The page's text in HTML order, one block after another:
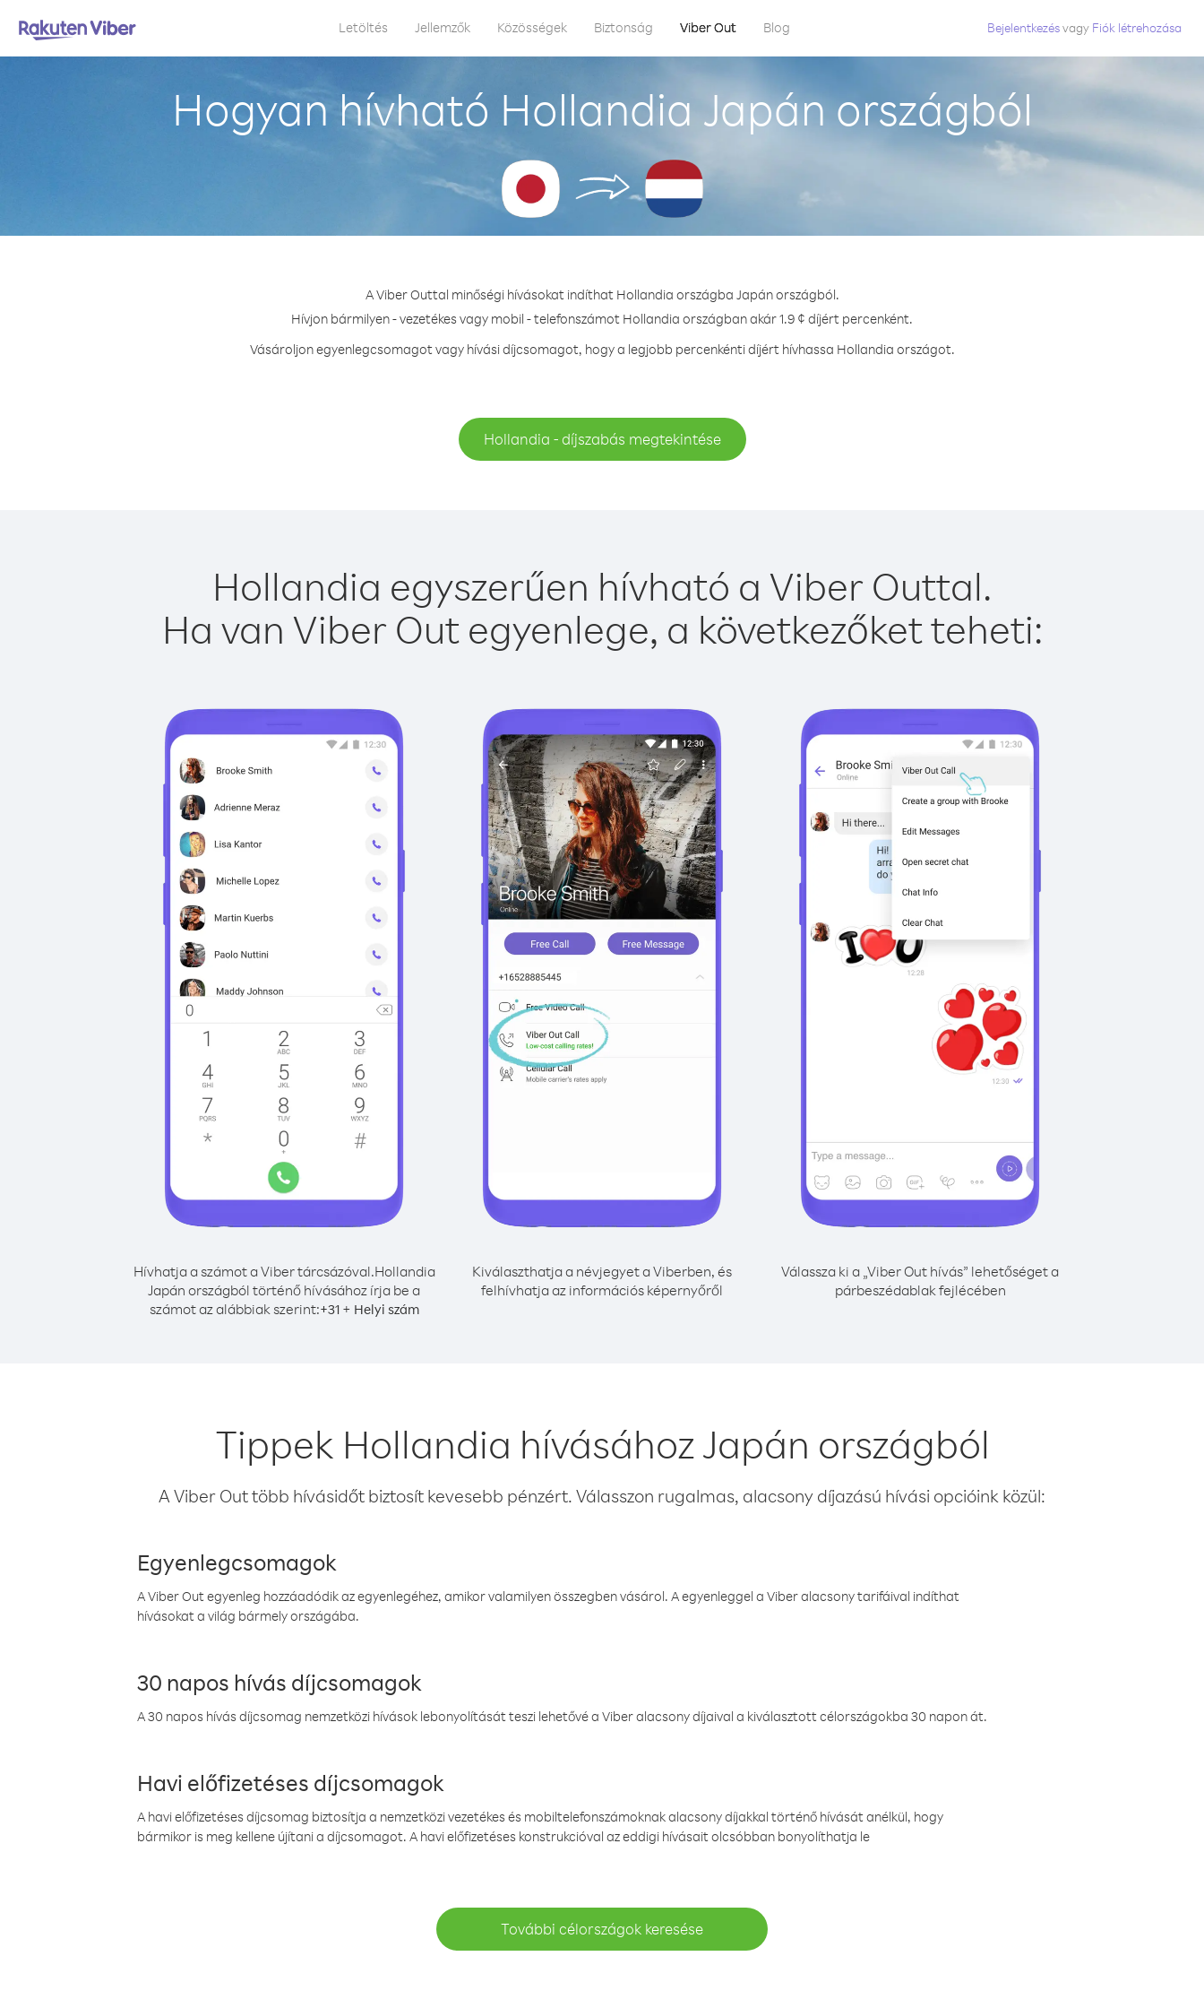
Letöltés Jellemzők Közösségek Biztonság Viber Out Blog Bejelentkezésvagy Fiók létrehozása
Hogyan hívható Hollandia Japán országból
A Viber Outtal minőségi hívásokat indíthat Hollandia országba Japán országból.
Hívjon bármilyen - vezetékes vagy mobil - telefonszámot Hollandia országban akár 1.9 ¢ díjért percenként.
Vásároljon egyenlegcsomagot vagy hívási díjcsomagot, hogy a legjobb percenkénti díjért hívhassa Hollandia országot.
Hollandia - díjszabás megtekintése
Hollandia egyszerűen hívható a Viber Outtal.
Ha van Viber Out egyenlege, a következőket teheti:
Hívhatja a számot a Viber tárcsázóval.Hollandia
Japán országból történő hívásához írja be a
számot az alábbiak szerint:+31+ Helyi szám
Kiválaszthatja a névjegyet a Viberben, és
felhívhatja az információs képernyőről
Válassza ki a „Viber Out hívás” lehetőséget a
párbeszédablak fejlécében
Tippek Hollandia hívásához Japán országból
A Viber Out több hívásidőt biztosít kevesebb pénzért. Válasszon rugalmas, alacsony díjazású hívási opcióink közül:
Egyenlegcsomagok
A Viber Out egyenleg hozzáadódik az egyenlegéhez, amikor valamilyen összegben vásárol. A egyenleggel a Viber alacsony tarifáival indíthat
hívásokat a világ bármely országába.
30 napos hívás díjcsomagok
A 30 napos hívás díjcsomag nemzetközi hívások lebonyolítását teszi lehetővé a Viber alacsony díjaival a kiválasztott célországokba 30 napon át.
Havi előfizetéses díjcsomagok
A havi előfizetéses díjcsomag biztosítja a nemzetközi vezetékes és mobiltelefonszámoknak alacsony díjakkal történő hívását anélkül, hogy
bármikor is meg kellene újítani a díjcsomagot. A havi előfizetéses konstrukcióval az eddigi hívásait olcsóbban bonyolíthatja le
További célországok keresése